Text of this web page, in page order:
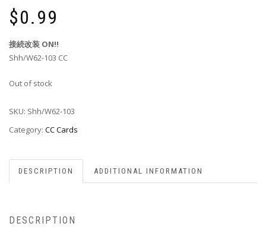
$0.99
接続改装 ON!!
Shh/W62-103 CC
Out of stock
SKU: Shh/W62-103
Category: CC Cards
DESCRIPTION ADDITIONAL INFORMATION
DESCRIPTION